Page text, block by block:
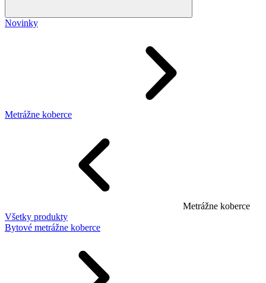
Novinky
Metrážne koberce
Metrážne koberce
Všetky produkty
Bytové metrážne koberce